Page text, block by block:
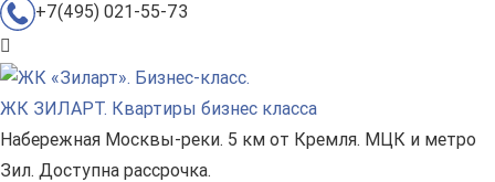
+7(495) 021-55-73
ЖК ЗИЛАРТ. Квартиры бизнес класса
Набережная Москвы-реки. 5 км от Кремля. МЦК и метро
Зил. Доступна рассрочка.